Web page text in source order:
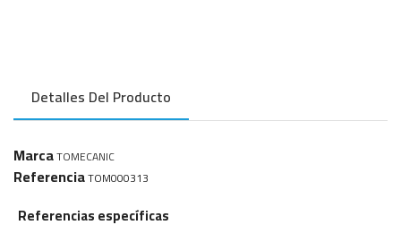
Detalles Del Producto
MarcaTOMECANIC
ReferenciaTOM000313
Referencias específicas